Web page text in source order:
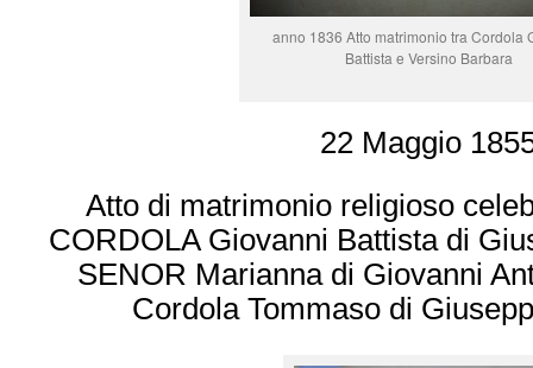
anno 1836 Atto matrimonio tra Cordola
Battista e Versino Barbara
22 Maggio
Atto di matrimonio religioso
CORDOLA Giovanni Battista di
SENOR Marianna di Giovanni
Cordola Tommaso di